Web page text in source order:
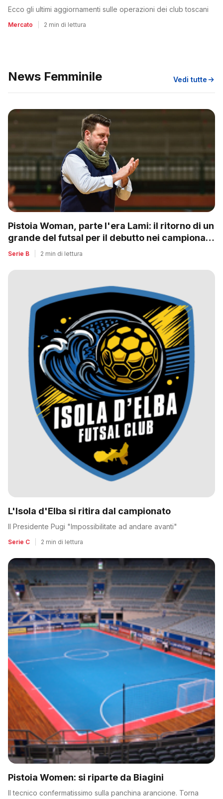
Ecco gli ultimi aggiornamenti sulle operazioni dei club toscani
Mercato 2 min di lettura
News Femminile Vedi tutte
Pistoia Woman, parte l'era Lami: il ritorno di un
grande del futsal per il debutto nei campionati
nazionali
Serie B 2 min di lettura
L'Isola d'Elba si ritira dal campionato
Il Presidente Pugi "Impossibilitate ad andare avanti"
Serie C 2 min di lettura
Pistoia Women: si riparte da Biagini
Il tecnico confermatissimo sulla panchina arancione. Torna